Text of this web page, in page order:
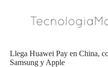
Llega Huawei Pay en China,
Samsung y Apple